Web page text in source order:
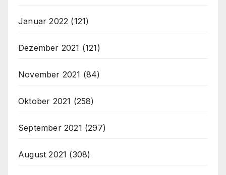
Januar 2022 (121)
Dezember 2021 (121)
November 2021 (84)
Oktober 2021 (258)
September 2021 (297)
August 2021 (308)